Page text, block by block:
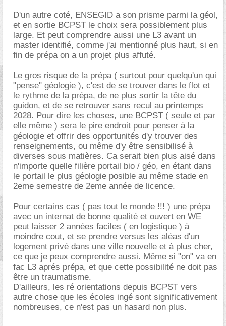
D'un autre coté, ENSEGID a son prisme parmi la géol,
et en sortie BCPST le choix sera possiblement plus
large. Et peut comprendre aussi une L3 avant un
master identifié, comme j'ai mentionné plus haut, si en
fin de prépa on a un projet plus affuté.
Le gros risque de la prépa ( surtout pour quelqu'un qui
"pense" géologie ), c'est de se trouver dans le flot et
le rythme de la prépa, de ne plus sortir la tête du
guidon, et de se retrouver sans recul au printemps
2028. Pour dire les choses, une BCPST ( seule et par
elle même ) sera le pire endroit pour penser à la
géologie et offrir des opportunités d'y trouver des
renseignements, ou même d'y être sensibilisé à
diverses sous matières. Ca serait bien plus aisé dans
n'importe quelle filière portail bio / géo, en étant dans
le portail le plus géologie posible au même stade en
2eme semestre de 2eme année de licence.
Pour certains cas ( pas tout le monde !!! ) une prépa
avec un internat de bonne qualité et ouvert en WE
peut laisser 2 années faciles ( en logistique ) à
moindre cout, et se prendre versus les aléas d'un
logement privé dans une ville nouvelle et à plus cher,
ce que je peux comprendre aussi. Même si "on" va en
fac L3 aprés prépa, et que cette possibilité ne doit pas
être un traumatisme.
D'ailleurs, les ré orientations depuis BCPST vers
autre chose que les écoles ingé sont significativement
nombreuses, ce n'est pas un hasard non plus.